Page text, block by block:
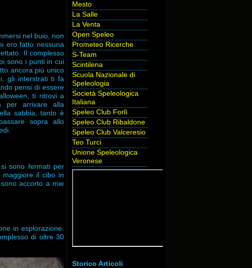
nel buio, non
ero fatto nessuna
Il complesso
sono i punti in cui
ancora più unico
gli interstrati ti fa
pensi di essere
ti ritrovi a
per arrivare alla
sabbia, tanto è
sopra allo
sono fermati per
maggiore il cibo in
accorto a mie
in esplorazione.
di oltre 30
Mesto
La Salle
La Venta
Open Speleo
Prometeo Ricerche
S-Team
Scintilena
Scuola Nazionale di
Speleologia
Società Speleologica
Italiana
Speleo Club Forlì
Speleo Club Ribaldone
Speleo Club Valceresio
Teo Turci
Unione Speleologica
Veronese
Storico Articoli